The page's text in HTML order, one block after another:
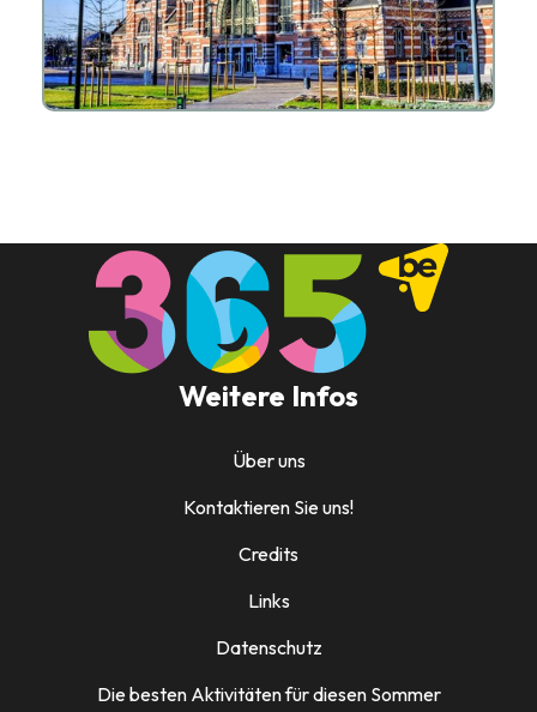
Weitere Infos
Über uns
Kontaktieren Sie uns!
Credits
Links
Datenschutz
Die besten Aktivitäten für diesen Sommer